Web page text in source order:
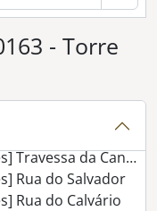
- Torre
da Igreja de S. Mamede
Depósito de água
da Freiria de Baixo
de Santo André
Largo 1º de Maio, em Évora
da Cancela
Rua do Salvador
Rua do Calvário